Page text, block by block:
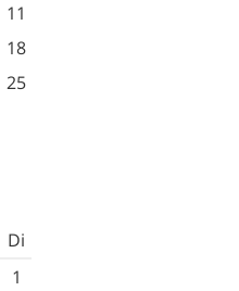
11
18
25
Di
1